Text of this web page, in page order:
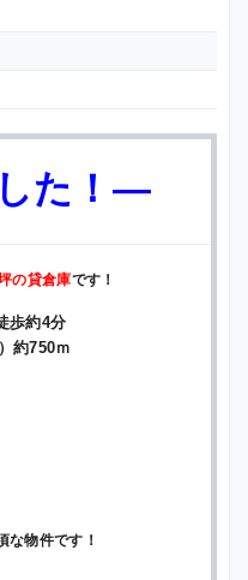
た！—
の貸倉庫です！
歩約4分
約750ｍ
な物件です！